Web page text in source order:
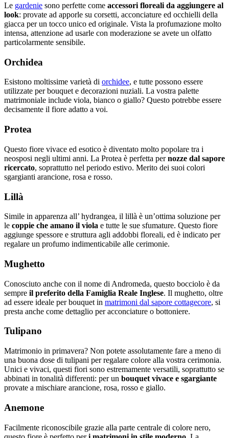
Le gardenie sono perfette come accessori floreali da aggiungere al
look: provate ad apporle su corsetti, acconciature ed occhielli della
giacca per un tocco unico ed originale. Vista la profumazione molto
intensa, attenzione ad usarle con moderazione se avete un olfatto
particolarmente sensibile.
Orchidea
Esistono moltissime varietà di orchidee, e tutte possono essere
utilizzate per bouquet e decorazioni nuziali. La vostra palette
matrimoniale include viola, bianco o giallo? Questo potrebbe essere
decisamente il fiore adatto a voi.
Protea
Questo fiore vivace ed esotico è diventato molto popolare tra i
neosposi negli ultimi anni. La Protea è perfetta pernozze dal sapore
ricercato, soprattutto nel periodo estivo. Merito dei suoi colori
sgargianti arancione, rosa e rosso.
Lillà
Simile in apparenza all’ hydrangea, il lillà è un’ottima soluzione per
le coppie che amano il viola e tutte le sue sfumature. Questo fiore
aggiunge spessore e struttura agli addobbi floreali, ed è indicato per
regalare un profumo indimenticabile alle cerimonie.
Mughetto
Conosciuto anche con il nome di Andromeda, questo bocciolo è da
sempre il preferito della Famiglia Reale Inglese. Il mughetto, oltre
ad essere ideale per bouquet in matrimoni dal sapore cottagecore, si
presta anche come dettaglio per acconciature o bottoniere.
Tulipano
Matrimonio in primavera? Non potete assolutamente fare a meno di
una buona dose di tulipani per regalare colore alla vostra cerimonia.
Unici e vivaci, questi fiori sono estremamente versatili, soprattutto se
abbinati in tonalità differenti: per un bouquet vivace e sgargiante
provate a mischiare arancione, rosa, rosso e giallo.
Anemone
Facilmente riconoscibile grazie alla parte centrale di colore nero,